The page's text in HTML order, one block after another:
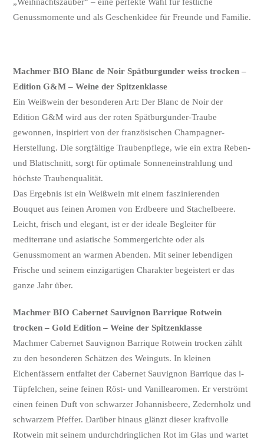
Genussmomente und als Geschenkidee für Freunde und Familie.
Machmer BIO Blanc de Noir Spätburgunder weiss trocken –
Edition G&M – Weine der Spitzenklasse
Ein Weißwein der besonderen Art: Der Blanc de Noir der
Edition G&M wird aus der roten Spätburgunder-Traube
gewonnen, inspiriert von der französischen Champagner-
Herstellung. Die sorgfältige Traubenpflege, wie ein extra Reben-
und Blattschnitt, sorgt für optimale Sonneneinstrahlung und
höchste Traubenqualität.
Das Ergebnis ist ein Weißwein mit einem faszinierenden
Bouquet aus feinen Aromen von Erdbeere und Stachelbeere.
Leicht, frisch und elegant, ist er der ideale Begleiter für
mediterrane und asiatische Sommergerichte oder als
Genussmoment an warmen Abenden. Mit seiner lebendigen
Frische und seinem einzigartigen Charakter begeistert er das
ganze Jahr über.
Machmer BIO Cabernet Sauvignon Barrique Rotwein
trocken – Gold Edition – Weine der Spitzenklasse
Machmer Cabernet Sauvignon Barrique Rotwein trocken zählt
zu den besonderen Schätzen des Weinguts. In kleinen
Eichenfässern entfaltet der Cabernet Sauvignon Barrique das i-
Tüpfelchen, seine feinen Röst- und Vanillearomen. Er verströmt
einen feinen Duft von schwarzer Johannisbeere, Zedernholz und
schwarzem Pfeffer. Darüber hinaus glänzt dieser kraftvolle
Rotwein mit seinem undurchdringlichen Rot im Glas und wartet